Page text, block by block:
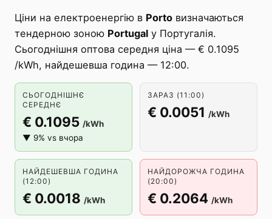
Ціни на електроенергію в Porto визначаються
тендерною зоною Portugal у Португалія.
Сьогоднішня оптова середня ціна — € 0.1095
/kWh, найдешевша година — 12:00.
СЬОГОДНІШНЄ
СЕРЕДНЄ
€ 0.1095 /kWh
▼ 9% vs вчора
ЗАРАЗ (11:00)
€ 0.0051 /kWh
НАЙДЕШЕВША ГОДИНА
(12:00)
€ 0.0018 /kWh
НАЙДОРОЖЧА ГОДИНА
(20:00)
€ 0.2064 /kWh